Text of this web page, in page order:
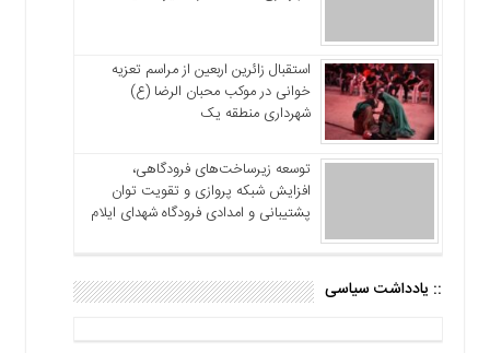
استقبال زائرین اربعین از مراسم تعزیه
خوانی در موکب محبان الرضا (ع)
شهرداری منطقه یک
توسعه زیرساخت‌های فرودگاهی،
افزایش شبکه پروازی و تقویت توان
پشتیبانی و امدادی فرودگاه شهدای ایلام
:: یادداشت سیاسی